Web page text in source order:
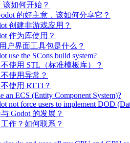
如何开始？
的好主意，该如何分享它？
创建非游戏应用？
作为库使用？
户界面工具包是什么？
use the SCons build system?
使用 STL（标准模板库）？
使用异常？
使用 RTTI？
an ECS (Entity Component System)?
not force users to implement DOD
Godot 的发展？
作？如何联系？